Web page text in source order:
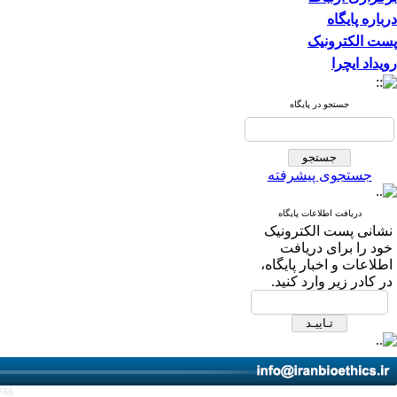
درباره پایگاه
پست الکترونیک
رویداد ایچرا
جستجو در پایگاه
جستجوی پیشرفته
دریافت اطلاعات پایگاه
نشانی پست الکترونیک
خود را برای دریافت
اطلاعات و اخبار پایگاه،
در کادر زیر وارد کنید.